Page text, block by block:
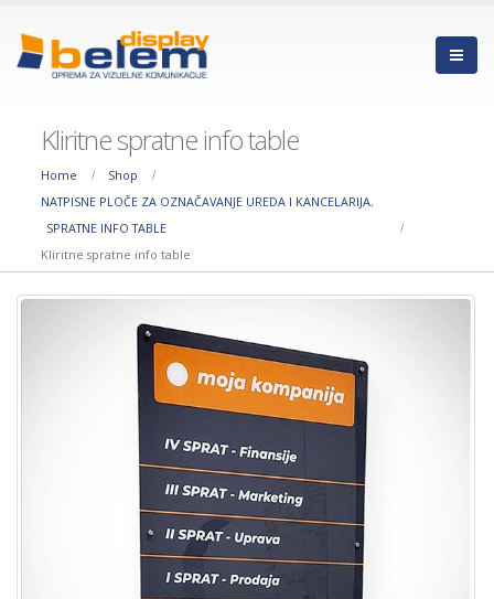
Kliritne spratne info table
Home
Shop
NATPISNE PLOČE ZA OZNAČAVANJE UREDA I KANCELARIJA,
SPRATNE INFO TABLE
Kliritne spratne info table